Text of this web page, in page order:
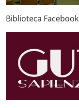
Biblioteca Facebook